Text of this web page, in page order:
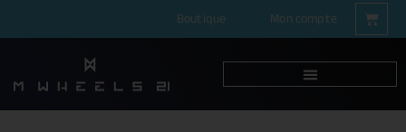
Boutique Mon compte